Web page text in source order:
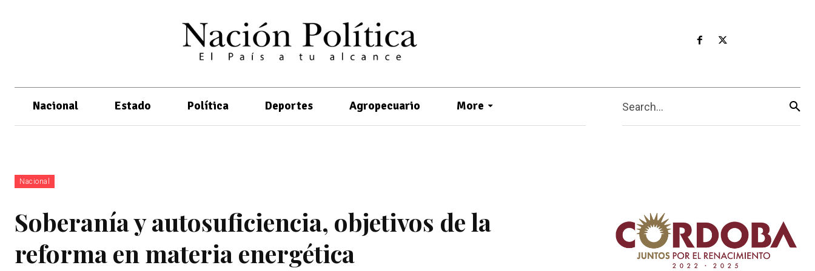
Nacional Estado Política Deportes Agropecuario More Search...
Nacional
Soberanía y autosuficiencia, objetivos de la
reforma en materia energética